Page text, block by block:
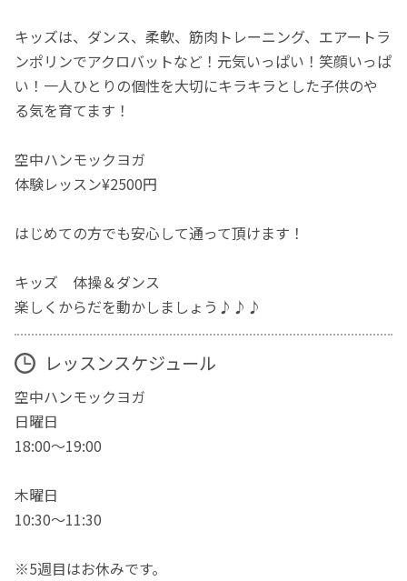
キッズは、ダンス、柔軟、筋肉トレーニング、エアートラ
ンポリンでアクロバットなど！元気いっぱい！笑顔いっぱ
い！一人ひとりの個性を大切にキラキラとした子供のや
る気を育てます！
空中ハンモックヨガ
体験レッスン¥2500円
はじめての方でも安心して通って頂けます！
キッズ 体操＆ダンス
楽しくからだを動かしましょう♪♪♪
レッスンスケジュール
空中ハンモックヨガ
日曜日
18:00～19:00
木曜日
10:30～11:30
※5週目はお休みです。